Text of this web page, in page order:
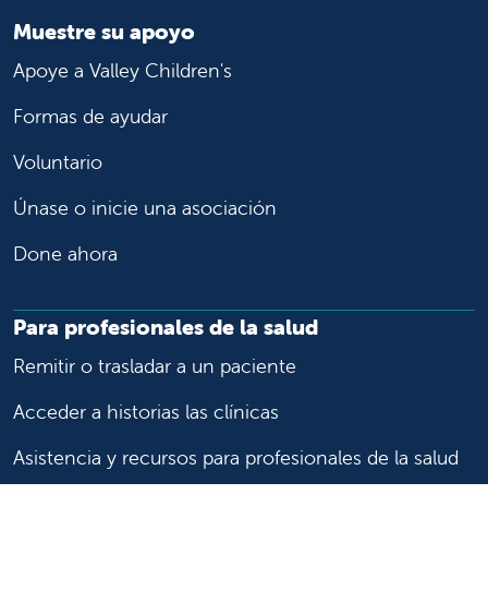
Muestre su apoyo
Apoye a Valley Children's
Formas de ayudar
Voluntario
Únase o inicie una asociación
Done ahora
Para profesionales de la salud
Remitir o trasladar a un paciente
Acceder a historias las clínicas
Asistencia y recursos para profesionales de la salud